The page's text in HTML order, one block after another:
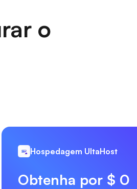
o
Hospedagem UltaHost
Obtenha por $ 0